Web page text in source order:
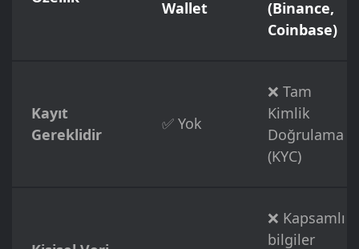
Wallet
(Binance,
Coinbase)
Kayıt
Gereklidir
✅ Yok
❌ Tam
Kimlik
Doğrulama
(KYC)
❌ Kapsamlı
bilgiler